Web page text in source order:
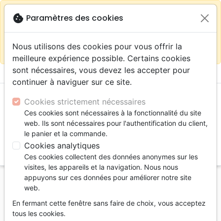
Continuer sur le site France close
warningSelon votre
localisation (États-
sur la boutique La Maison de la Bible Suisse
menu shopping_cart
Accueil
Jeunesse
vitabible [MP3]
cookie Paramètres des cookies
Nous utilisons des cookies pour vous offrir la
meilleure expérience possible. Certains cookies
sont nécessaires, vous devez les accepter pour
continuer à naviguer sur ce site.
Cookies strictement nécessaires
Ces cookies sont nécessaires à la fonctionnalité du site
web. Ils sont nécessaires pour l'authentification du client,
le panier et la commande.
Cookies analytiques
Ces cookies collectent des données anonymes sur les
visites, les appareils et la navigation. Nous nous
appuyons sur ces données pour améliorer notre site
web.
En fermant cette fenêtre sans faire de choix, vous acceptez
tous les cookies.